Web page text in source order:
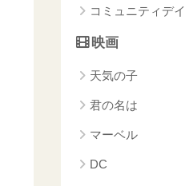
コミュニティデイ
映画
天気の子
君の名は
マーベル
DC